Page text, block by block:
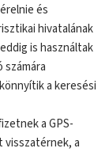
és
hivatalának
is használtak
a keresési
a GPS-
visszatérnek, a